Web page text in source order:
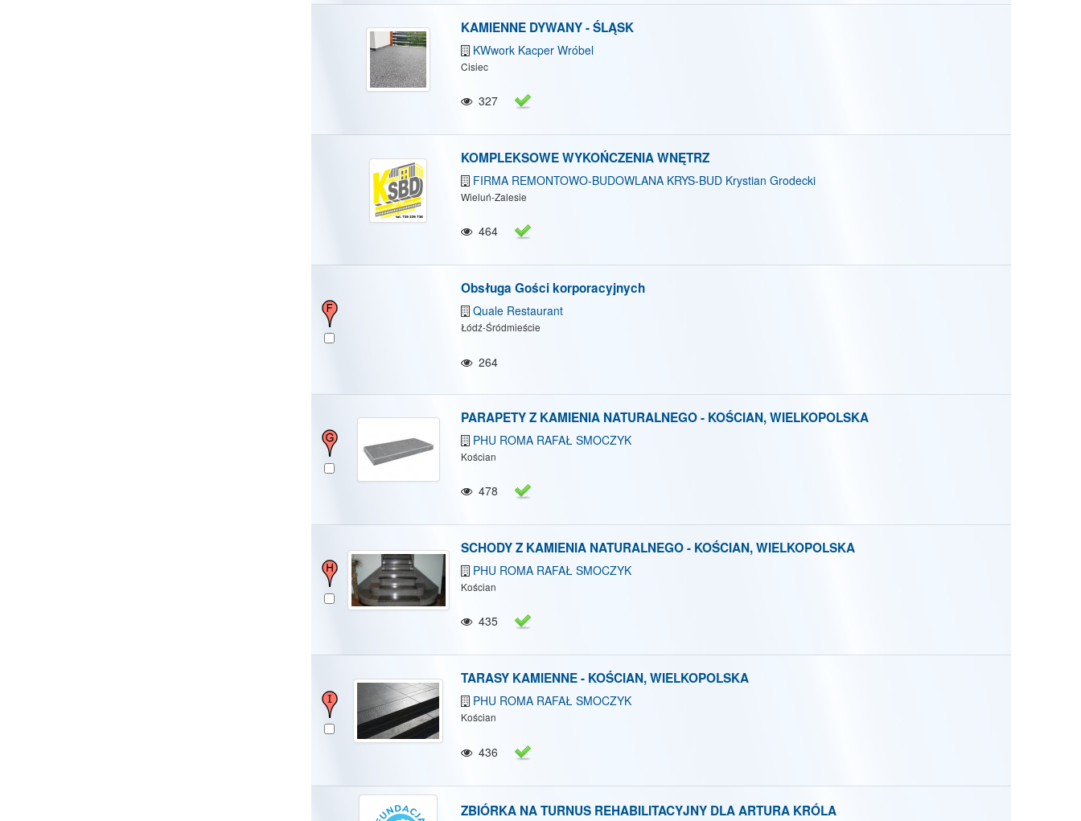
KAMIENNE DYWANY - ŚLĄSK
KWwork Kacper Wróbel
Cisiec
327
KOMPLEKSOWE WYKOŃCZENIA WNĘTRZ
FIRMA REMONTOWO-BUDOWLANA KRYS-BUD Krystian Grodecki
Wieluń-Zalesie
464
Obsługa Gości korporacyjnych
Quale Restaurant
Łódź-Śródmieście
264
PARAPETY Z KAMIENIA NATURALNEGO - KOŚCIAN, WIELKOPOLSKA
PHU ROMA RAFAŁ SMOCZYK
Kościan
478
SCHODY Z KAMIENIA NATURALNEGO - KOŚCIAN, WIELKOPOLSKA
PHU ROMA RAFAŁ SMOCZYK
Kościan
435
TARASY KAMIENNE - KOŚCIAN, WIELKOPOLSKA
PHU ROMA RAFAŁ SMOCZYK
Kościan
436
ZBIÓRKA NA TURNUS REHABILITACYJNY DLA ARTURA KRÓLA